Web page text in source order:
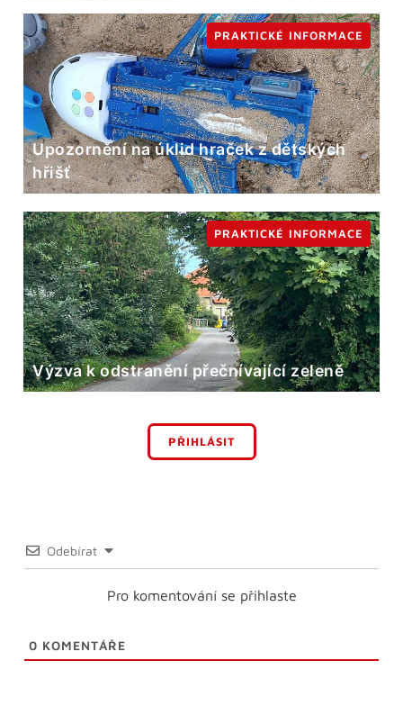
Upozornění na úklid hraček z dětských
hřišť
PRAKTICKÉ INFORMACE
Výzva k odstranění přečnívající zeleně
PRAKTICKÉ INFORMACE
PŘIHLÁSIT
Odebírat
Pro komentování se přihlaste
0 KOMENTÁŘE